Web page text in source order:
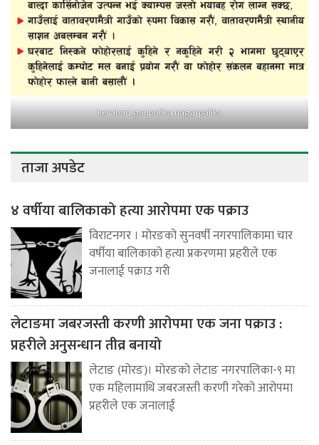
kerabari gaupalika nagarpalika
ताजा अपडेट
४ वर्षीया बालिकाको हत्या आरोपमा एक पक्राउ
विराटनगर । मोरङको सुनवर्षी नगरपालिकामा चार
वर्षीया बालिकाको हत्या प्रकरणमा प्रहरीले एक
जनालाई पक्राउ गरी
लेटाङमा जबरजस्ती करणी आरोपमा एक जना पक्राउ :
प्रहरीले अनुसन्धान तीव्र बनायो
लेटाङ (मोरङ)। मोरङको लेटाङ नगरपालिका-९ मा
एक महिलामाथि जबरजस्ती करणी गरेको आरोपमा
प्रहरीले एक जनालाई